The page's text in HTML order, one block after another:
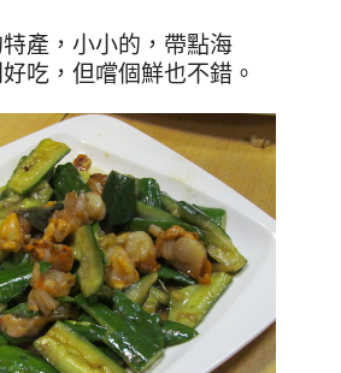
產，小小的，帶點海
吃，但嚐個鮮也不錯。